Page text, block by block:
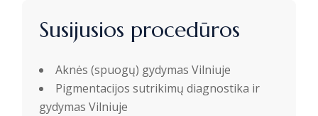
Susijusios procedūros
Aknės (spuogų) gydymas Vilniuje
Pigmentacijos sutrikimų diagnostika ir
gydymas Vilniuje